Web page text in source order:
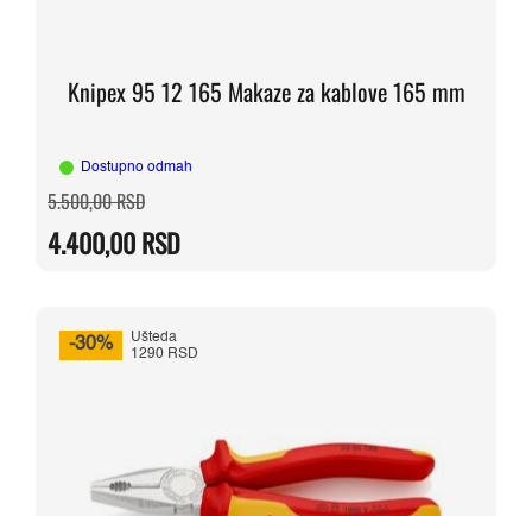
Knipex 95 12 165 Makaze za kablove 165 mm
Dostupno odmah
5.500,00RSDOriginalna
cena
bila:
5.500,00 RSD.
4.400,00RSD
Trenutna
cena
4.400,00 RSD.
-30%
Ušteda
1290 RSD